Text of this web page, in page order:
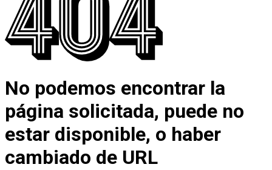
No podemos encontrar la
página solicitada, puede no
estar disponible, o haber
cambiado de URL